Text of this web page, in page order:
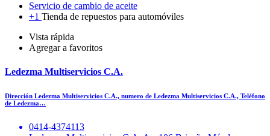
Servicio de cambio de aceite
+1 Tienda de repuestos para automóviles
Vista rápida
Agregar a favoritos
Ledezma Multiservicios C.A.
Dirección Ledezma Multiservicios C.A., numero de Ledezma Multiservicios C.A., Teléfono
de Ledezma…
0414-4374113